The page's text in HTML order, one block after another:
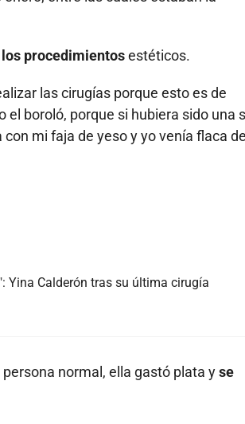
procedimientosestéticos.
las cirugías porque esto es de
boroló, porque si hubiera sido una
mi faja de yeso y yo venía flaca
Yina Calderón tras su última cirugía
normal, ella gastó plata yse